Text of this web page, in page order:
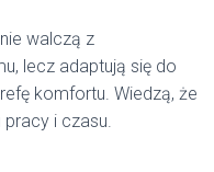
walczą z
lecz adaptują się do
komfortu. Wiedzą, że
pracy i czasu.